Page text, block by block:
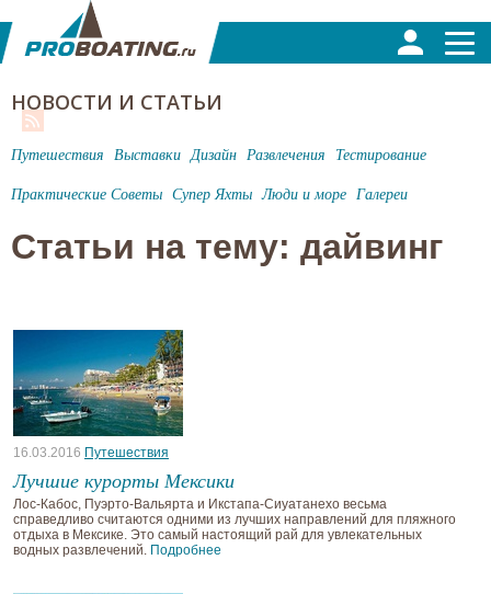
НОВОСТИ И СТАТЬИ
Путешествия Выставки Дизайн Развлечения Тестирование
Практические Советы Супер Яхты Люди и море Галереи
Статьи на тему: дайвинг
16.03.2016 Путешествия
Лучшие курорты Мексики
Лос-Кабос, Пуэрто-Вальярта и Икстапа-Сиуатанехо весьма
справедливо считаются одними из лучших направлений для пляжного
отдыха в Мексике. Это самый настоящий рай для увлекательных
водных развлечений. Подробнее